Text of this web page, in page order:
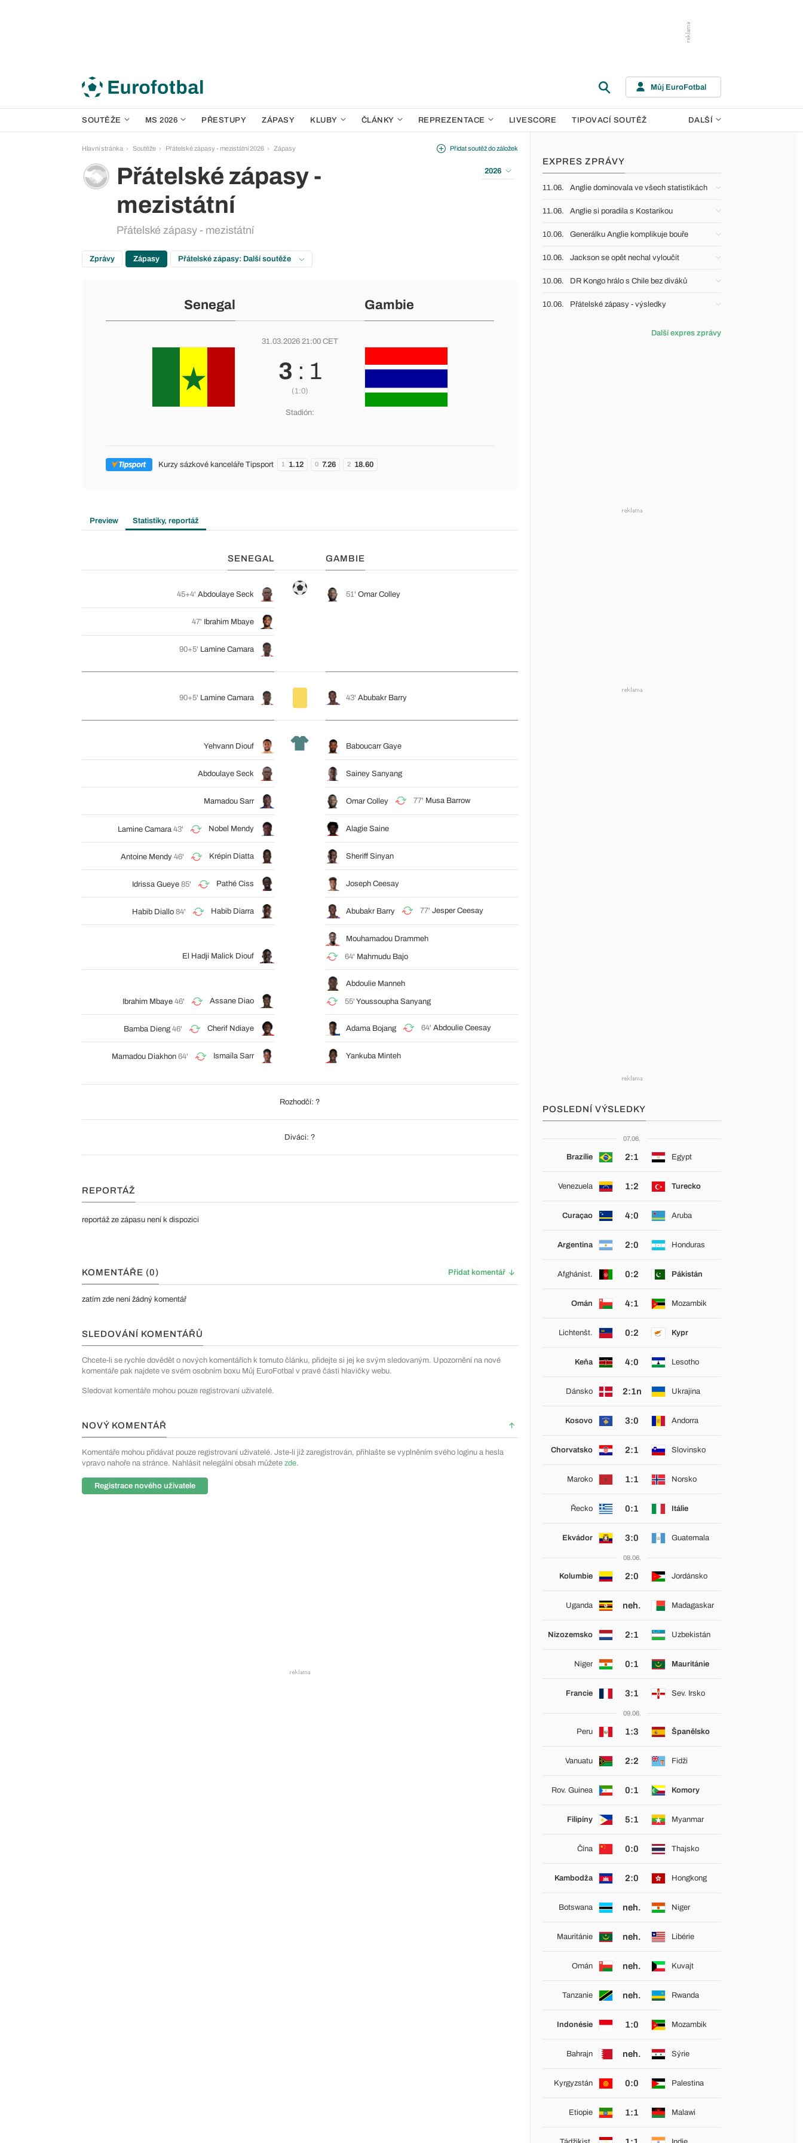
Můj EuroFotbal
SOUTĚŽE MS 2026 PŘESTUPY ZÁPASY KLUBY ČLÁNKY REPREZENTACE LIVESCORE TIPOVACÍ SOUTĚŽ DALŠÍ
Hlavní stránka Soutěže Přátelské zápasy - mezistátní 2026 Zápasy
Přátelské zápasy -
mezistátní
Přátelské zápasy - mezistátní
Přidat soutěž do záložek
2026
Zprávy Zápasy Přátelské zápasy: Další soutěže
Senegal Gambie
31.03.2026 21:00 CET
3 : 1
(1:0)
Stadión:
Kurzy sázkové kanceláře Tipsport 1 1.12 0 7.26 2 18.60
Preview Statistiky, reportáž
SENEGAL GAMBIE
45+4' Abdoulaye Seck 51' Omar Colley
47' Ibrahim Mbaye
90+5' Lamine Camara
90+5' Lamine Camara 43' Abubakr Barry
Yehvann Diouf Baboucarr Gaye
Abdoulaye Seck Sainey Sanyang
Mamadou Sarr Omar Colley 77' Musa Barrow
Lamine Camara 43' Nobel Mendy Alagie Saine
Antoine Mendy 46' Krépin Diatta Sheriff Sinyan
Idrissa Gueye 85' Pathé Ciss Joseph Ceesay
Habib Diallo 84' Habib Diarra Abubakr Barry 77' Jesper Ceesay
El Hadji Malick Diouf
Mouhamadou Drammeh
64' Mahmudu Bajo
Ibrahim Mbaye 46' Assane Diao
Abdoulie Manneh
55' Youssoupha Sanyang
Bamba Dieng 46' Cherif Ndiaye Adama Bojang 64' Abdoulie Ceesay
Mamadou Diakhon 64' Ismaïla Sarr Yankuba Minteh
Rozhodčí: ?
Diváci: ?
REPORTÁŽ
reportáž ze zápasu není k dispozici
KOMENTÁŘE (0) Přidat komentář
zatím zde není žádný komentář
SLEDOVÁNÍ KOMENTÁŘŮ
Chcete-li se rychle dovědět o nových komentářích k tomuto článku, přidejte si jej ke svým sledovaným. Upozornění na nové
komentáře pak najdete ve svém osobním boxu Můj EuroFotbal v pravé části hlavičky webu.
Sledovat komentáře mohou pouze registrovaní uživatelé.
NOVÝ KOMENTÁŘ
Komentáře mohou přidávat pouze registrovaní uživatelé. Jste-li již zaregistrován, přihlašte se vyplněním svého loginu a hesla
vpravo nahoře na stránce. Nahlásit nelegální obsah můžete zde.
Registrace nového uživatele
EXPRES ZPRÁVY
11.06. Anglie dominovala ve všech statistikách
11.06. Anglie si poradila s Kostarikou
10.06. Generálku Anglie komplikuje bouře
10.06. Jackson se opět nechal vyloučit
10.06. DR Kongo hrálo s Chile bez diváků
10.06. Přátelské zápasy - výsledky
Další expres zprávy
POSLEDNÍ VÝSLEDKY
07.06.
Brazílie 2:1 Egypt
Venezuela 1:2 Turecko
Curaçao 4:0 Aruba
Argentina 2:0 Honduras
Afghánist. 0:2 Pákistán
Omán 4:1 Mozambik
Lichtenšt. 0:2 Kypr
Keňa 4:0 Lesotho
Dánsko 2:1n Ukrajina
Kosovo 3:0 Andorra
Chorvatsko 2:1 Slovinsko
Maroko 1:1 Norsko
Řecko 0:1 Itálie
Ekvádor 3:0 Guatemala
08.06.
Kolumbie 2:0 Jordánsko
Uganda neh. Madagaskar
Nizozemsko 2:1 Uzbekistán
Niger 0:1 Mauritánie
Francie 3:1 Sev. Irsko
09.06.
Peru 1:3 Španělsko
Vanuatu 2:2 Fidži
Rov. Guinea 0:1 Komory
Filipíny 5:1 Myanmar
Čína 0:0 Thajsko
Kambodža 2:0 Hongkong
Botswana neh. Niger
Mauritánie neh. Libérie
Omán neh. Kuvajt
Tanzanie neh. Rwanda
Indonésie 1:0 Mozambik
Bahrajn neh. Sýrie
Kyrgyzstán 0:0 Palestina
Etiopie 1:1 Malawi